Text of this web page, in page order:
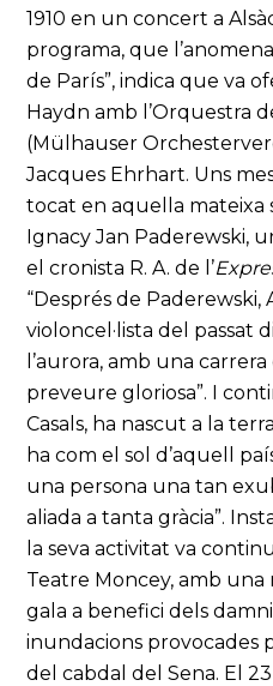
1910 en un concert a
programa, que
de París”, indica que va
Haydn amb l’Orquestra
(Mülhauser
Jacques Ehrhart. Uns
tocat en aquella mateixa
Ignacy Jan Paderewski,
el cronista R. A. de l’
“Després de Paderewski,
violoncel·lista del passat
l’aurora, amb una
preveure gloriosa”. I
Casals, ha nascut a la
ha com el sol d’aquell
una persona una tan
aliada a tanta gràcia”.
la seva activitat va
Teatre Moncey, amb
gala a benefici dels
inundacions provocades
del cabdal del Sena. El